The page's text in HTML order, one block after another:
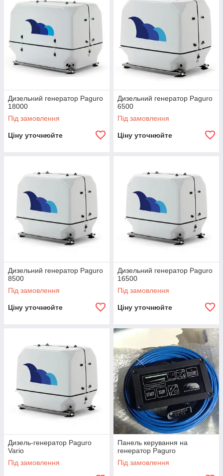
Дизельний генератор Paguro
18000
Під замовлення
Ціну уточнюйте
Дизельний генератор Paguro
6500
Під замовлення
Ціну уточнюйте
Дизельний генератор Paguro
8500
Під замовлення
Ціну уточнюйте
Дизельний генератор Paguro
16500
Під замовлення
Ціну уточнюйте
Дизель-генератор Paguro
Vario
Під замовлення
Панель керування на
генератор Paguro
Під замовлення